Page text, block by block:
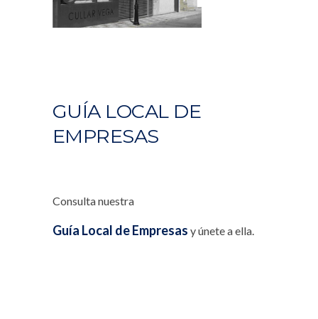
GUÍA LOCAL DE
EMPRESAS
Consulta nuestra
Guía Local de Empresas y únete a ella.